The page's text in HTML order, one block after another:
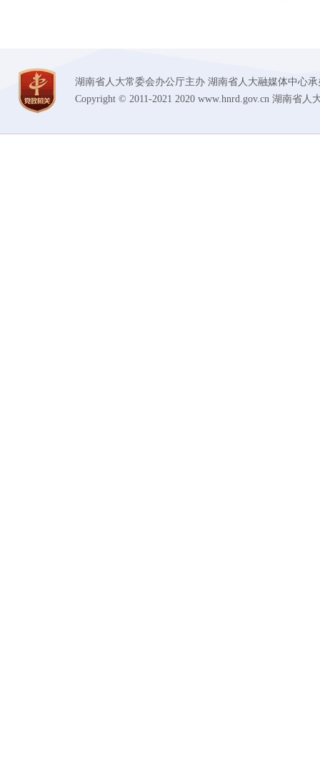
湖南省人大常委会办公厅主办 湖南省人大融媒体中心
Copyright © 2011-2021 2020 www.hnrd.gov.cn 湖南省